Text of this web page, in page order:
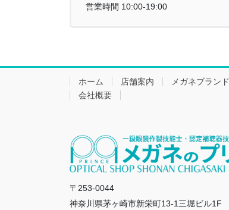
営業時間 10:00-19:00
ホーム 店舗案内 メガネブランド
会社概要
〒253-0044
神奈川県茅ヶ崎市新栄町13-1三堀ビル1F